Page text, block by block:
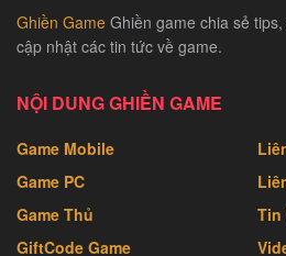
Ghiền Game Ghiền game chia sẻ
cập nhật các tin tức về game.
NỘI DUNG GHIỀN GAME
Game Mobile
Game PC
Game Thủ
GiftCode Game
Tin